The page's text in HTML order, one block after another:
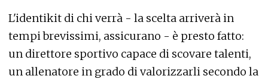
L'identikit di chi verrà - la scelta arriverà in
tempi brevissimi, assicurano - è presto fatto:
un direttore sportivo capace di scovare talenti,
un allenatore in grado di valorizzarli secondo la